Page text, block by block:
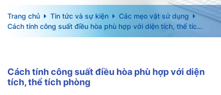
Trang chủ Tin tức và sự kiện
Các mẹo vặt sử dụng
Cách tính công suất điều hòa phù hợp với diện tích, thể tích
Cách tính công suất điều hòa phù hợp với diện
tích, thể tích phòng